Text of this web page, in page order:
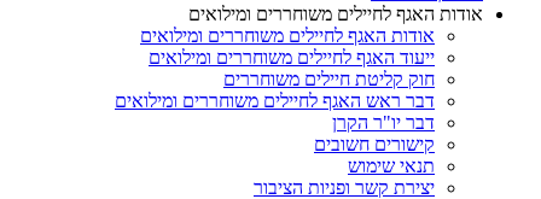
אודות האגף לחיילים משוחררים ומילואים
אודות האגף לחיילים משוחררים ומילואים
ייעוד האגף לחיילים משוחררים ומילואים
חוק קליטת חיילים משוחררים
דבר ראש האגף לחיילים משוחררים ומילואים
דבר יו"ר הקרן
קישורים חשובים
תנאי שימוש
יצירת קשר ופניות הציבור